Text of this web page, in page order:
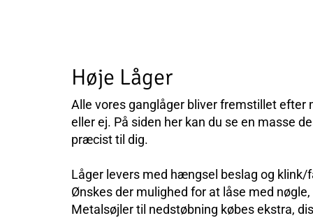
Høje Låger
Alle vores ganglåger bliver fremstillet efter
eller ej. På siden her kan du se en masse
præcist til dig.
Låger levers med hængsel beslag og
Ønskes der mulighed for at låse med
Metalsøjler til nedstøbning købes ekstra,